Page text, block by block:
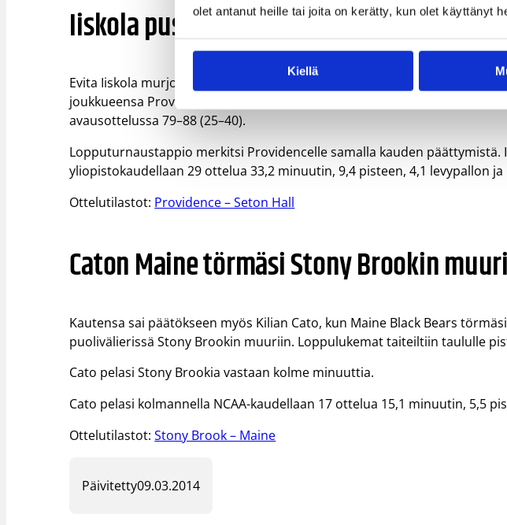
olet antanut heille tai joita on kerätty, kun olet käyttänyt
Kiellä
Iiskola pussitti 21 pistettä kauden
Evita Iiskola murjoi 38 minuutissa 21 pistettä (kolmoset 4/5), haki kaksi
joukkueensa Providence Friarsin kaatuessa Seton Hallille Big East-
avausottelussa 79–88 (25–40).
Lopputurnaustappio merkitsi Providencelle samalla kauden päättymistä.
yliopistokaudellaan 29 ottelua 33,2 minuutin, 9,4 pisteen, 4,1 levypallon
Ottelutilastot: Providence – Seton Hall
Caton Maine törmäsi Stony Brookin
Kautensa sai päätökseen myös Kilian Cato, kun Maine Black Bears
puolivälierissä Stony Brookin muuriin. Loppulukemat taiteiltiin taululle
Cato pelasi Stony Brookia vastaan kolme minuuttia.
Cato pelasi kolmannella NCAA-kaudellaan 17 ottelua 15,1 minuutin, 5,5
Ottelutilastot:Stony Brook – Maine
Päivitetty09.03.2014